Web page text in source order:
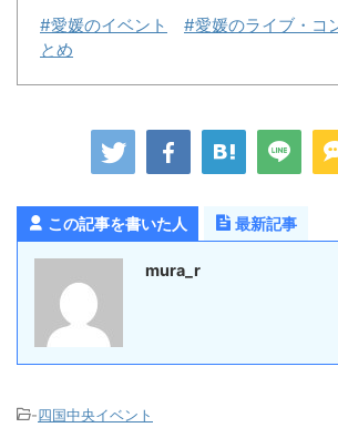
#愛媛のイベント
#愛媛のライブ・コ
とめ
この記事を書いた人 最新記事
mura_r
-四国中央イベント